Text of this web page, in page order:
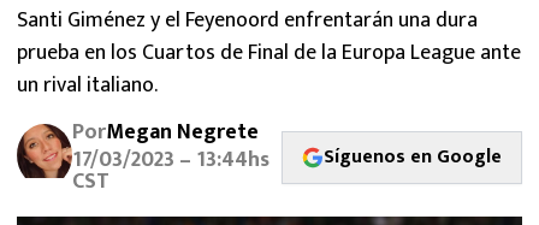
ATLANTE
SELECCIÓN MEXICANA
FUTBOL INTERNACIONAL
MEXICANOS EN EL EXTRANJERO
Santi Giménez y el Feyenoord enfrentarán una dura
prueba en los Cuartos de Final de la Europa League ante
un rival italiano.
PorMegan Negrete
17/03/2023 – 13:44hs
CST
Síguenos en Google